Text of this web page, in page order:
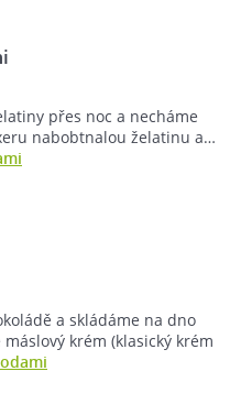
přes noc a necháme
nabobtnalou želatinu a…
a skládáme na dno
krém (klasický krém